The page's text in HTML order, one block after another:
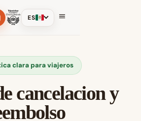
ES
clara para viajeros
cancelacion y